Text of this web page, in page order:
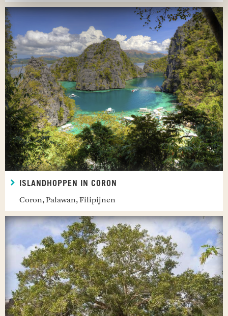
ISLANDHOPPEN IN CORON
Coron, Palawan, Filipijnen